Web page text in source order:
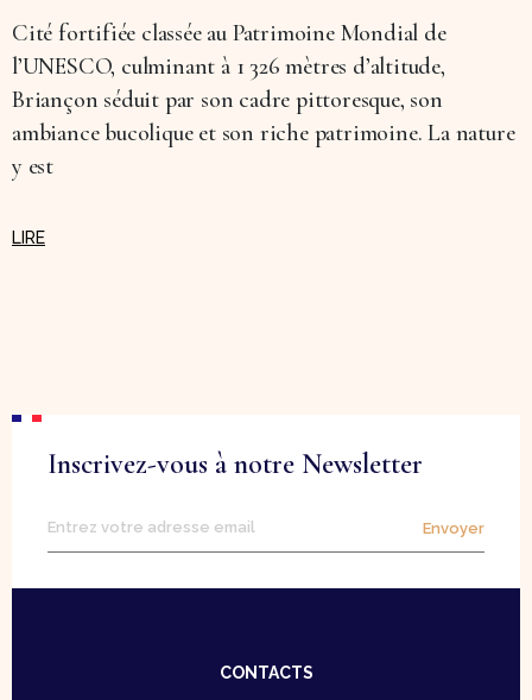
Cité fortifiée classée au Patrimoine Mondial de
l’UNESCO, culminant à 1 326 mètres d’altitude,
Briançon séduit par son cadre pittoresque, son
ambiance bucolique et son riche patrimoine. La nature
y est
Inscrivez-vous à notre Newsletter
Envoyer
CONTACTS